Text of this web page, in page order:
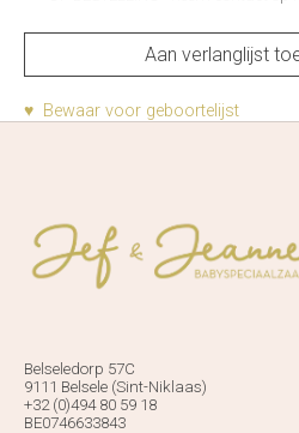
Aan verlanglijst
♥ Bewaar voor geboortelijst
Belseledorp 57C
9111 Belsele (Sint-Niklaas)
+32 (0)494 80 59 18
BE0746633843